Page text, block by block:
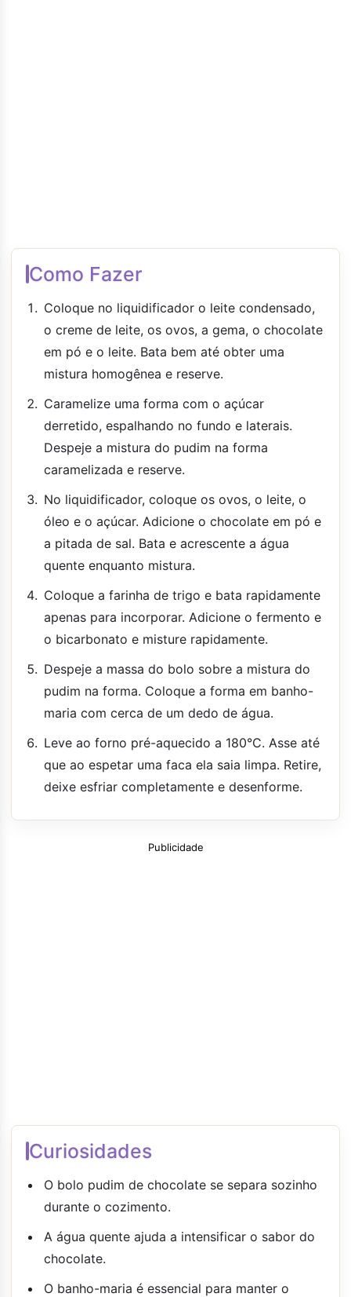
Como Fazer
Coloque no liquidificador o leite condensado,
o creme de leite, os ovos, a gema, o chocolate
em pó e o leite. Bata bem até obter uma
mistura homogênea e reserve.
Caramelize uma forma com o açúcar
derretido, espalhando no fundo e laterais.
Despeje a mistura do pudim na forma
caramelizada e reserve.
No liquidificador, coloque os ovos, o leite, o
óleo e o açúcar. Adicione o chocolate em pó e
a pitada de sal. Bata e acrescente a água
quente enquanto mistura.
Coloque a farinha de trigo e bata rapidamente
apenas para incorporar. Adicione o fermento e
o bicarbonato e misture rapidamente.
Despeje a massa do bolo sobre a mistura do
pudim na forma. Coloque a forma em banho-
maria com cerca de um dedo de água.
Leve ao forno pré-aquecido a 180°C. Asse até
que ao espetar uma faca ela saia limpa. Retire,
deixe esfriar completamente e desenforme.
Publicidade
Curiosidades
O bolo pudim de chocolate se separa sozinho
durante o cozimento.
A água quente ajuda a intensificar o sabor do
chocolate.
O banho-maria é essencial para manter o